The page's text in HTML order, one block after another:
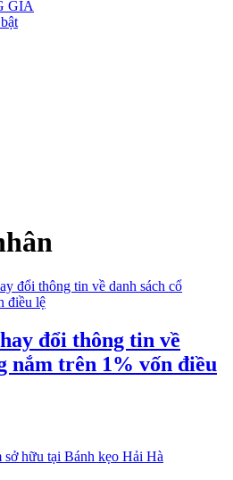
GIA
đổi thông tin về
nắm trên 1% vốn điều